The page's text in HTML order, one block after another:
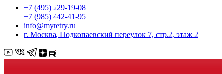
+7 (495) 229-19-08
+7 (985) 442-41-95
info@myretry.ru
г. Москва, Подкопаевский переулок 7, стр.2, этаж 2